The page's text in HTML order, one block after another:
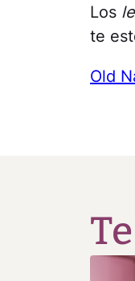
Los
te
Old